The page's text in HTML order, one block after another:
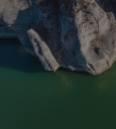
Име
is_visitor_unique
Име